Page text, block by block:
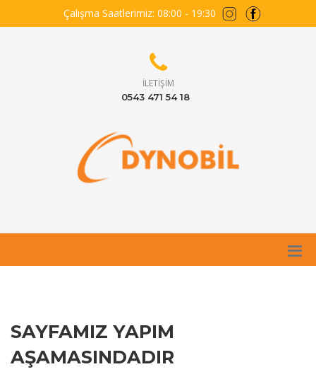
Çalışma Saatlerimiz: 08:00 - 19:30
İLETIŞIM
0543 471 54 18
SAYFAMIZ YAPIM
AŞAMASINDADIR